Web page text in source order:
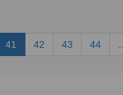
41 42 43 44